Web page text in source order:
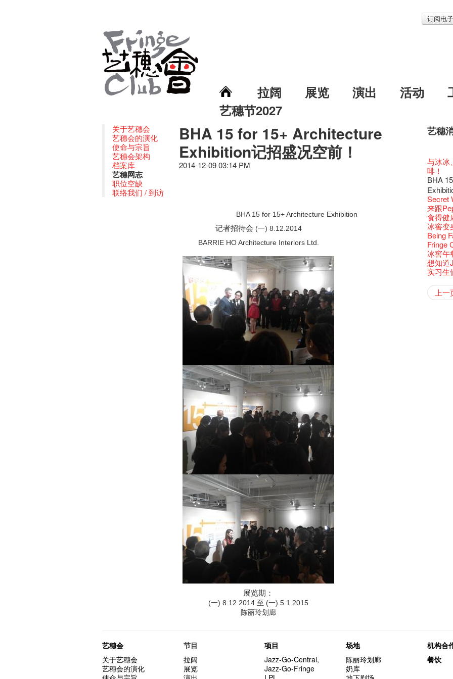
订阅电
拉阔 展览 演出 活动
艺穗节2027
关于艺穗会
艺穗会的演化
使命与宗旨
艺穗会架构
档案库
艺穗网志
职位空缺
联络我们 / 到访
BHA 15 for 15+ Architecture
Exhibition记招盛况空前！
2014-12-09 03:14 PM
BHA 15 for 15+ Architecture Exhibition
记者招待会 (一) 8.12.2014
BARRIE HO Architecture Interiors Ltd.
展览期：
(一) 8.12.2014 至 (一) 5.1.2015
陈丽玲划廊
艺穗
艺穗会
艺穗会
The
Feste
艺穗好
艺穗会
艺术作
古宅里
古宅里
奶库推
艺穗会
TEE
【德国
价 🍯
玉露篇
✈ 数量
煎茶
✈数量
演出期
4月21
暂时关
我们的
艺穗会
圣诞平
爵士乐
票房柜
那位女
走向自
艺穗会
仪式
爵士时
爵士时
艺穗会
This
对@艺
还未太
新年快
青菜沙
治‧翁
JAZZ
爵士时
JAZZ
【艺穗
Pop-up
格外地
格外地
Sony
the
– 31,
焕然一
参观啦
【招募
《她和
篇
观赏《
意事项
🎃万圣
WE
Fringe
招聘
【招募
「创作
对待，
【当昌
艺穗会
7pm*
Photo
Susie
员、剧
具创造
暖又迷
舞台上
drinks
艺穗会
一分钟
们一生
Sold
聘请:
新春大
注意:
处将于
【艺穗
世的秘
全新会
文化生
【艺穗
么是最
【艺穗
🕵【有
【艺穗
厨Joe
【艺穗
食午餐
艺穗会
气管表
【艺穗
窗外路
【艺穗
一位看
【艺穗
斯的诗
【艺穗
根在艺
Japan
Ring-
👻
会的20
👻
的20
【艺穗
什么艺
10月15
常踊跃
【艺穗
牛奶公
【艺穗
登登登
啦！
🎈
🕵【有
【艺穗
+
【艺穗
设计艺
成！
艺穗会
密系。
艺穗会
秘密就
艺穗会
计划」
的准导
愿望
一连四
且结束
谂好今
未？一
第二次
8月20
"Enjoy
裸对话
取得了
售罄，
名。
「给他
剧做出
墨尔本
2016
在摄影
品味艺
暂停开
艺穗默
舞蹈家
Fung
Listen
客席策
"Thank
these
years.."
三只手
2月5
公开招
热情满
图利古
风欲
Pepe-
2015-
百年未
艺穗会
2015
下午茶
Arts
喜气洋
普世欢
八周年
艺术公
次会议
试过
「百变
素食午餐
五月方
两位艺
上的新
Benny
术》访
艺术家
北烈风
挂起乙
Elaine
Benny
2015-
山外山
山外山
Hok
「山外
个展开
笑翻天
Gloria
多姿多
「你是
「一睡
艺术家
跟大家
Gloria
艺穗
要吃一
「在艺
音乐家
正
东南亚
刘智伦
理妥善
「闹市
「美
方！」
Benefit
会@划
爱这片
新年新
十筑香
Bay在
Step
小交响
餐:D
找到自
谢谢您
荣获「
奖
“Artists
fringe
与义工
与冰冰
啡！
BHA
Secret
来跟
食得健
冰窖变
Being
Fringe
冰窖午
想知道
实习生
冰​窖之
十年，
艺术家
冰窖今
摄影廊
12:00-
上一
艺穗会
关于艺穗会
艺穗会的演化
节目
拉阔
展览
项目
Jazz-Go-Central,
Jazz-Go-Fringe
场地
陈丽玲划廊
奶库
机构合
餐饮